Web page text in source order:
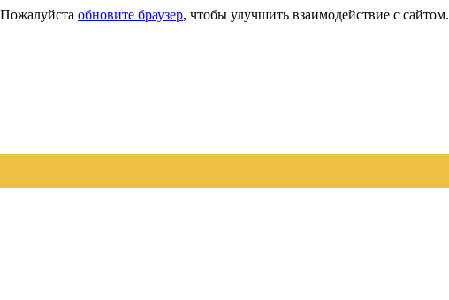
обновите браузер, чтобы улучшить взаимодействие с сайтом.